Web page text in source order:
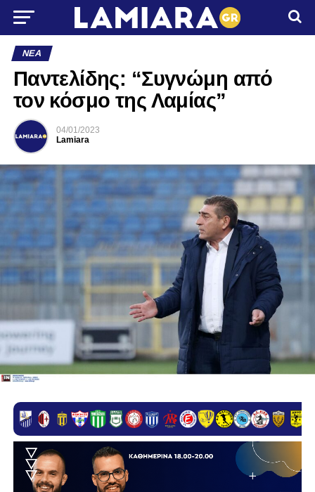
ΝΈΑ
Παντελίδης: “Συγνώμη από
τον κόσμο της Λαμίας”
04/01/2023
Lamiara